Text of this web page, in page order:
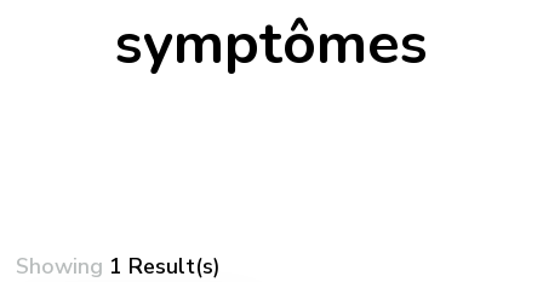
symptômes
Showing 1 Result(s)